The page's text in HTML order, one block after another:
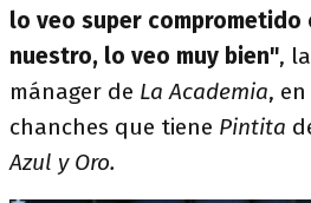
lo veo super comprometido
nuestro, lo veo muy bien",
mánager de La Academia, en
chanches que tiene Pintita
Azul y Oro.